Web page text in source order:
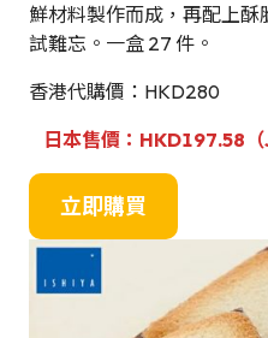
鮮材料製作而成，再配上
試難忘。一盒 27 件。
香港代購價：HKD280
日本售價：HKD197.58（
立即購買